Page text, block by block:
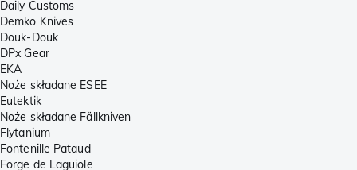
Daily Customs
Demko Knives
Douk-Douk
DPx Gear
EKA
Noże składane ESEE
Eutektik
Noże składane Fällkniven
Flytanium
Fontenille Pataud
Forge de Laguiole